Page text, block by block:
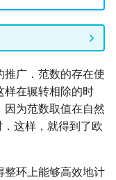
广．范数的存在使
样在辗转相除的时
为范数取值在自然
这样，就得到了欧
整环上能够高效地计